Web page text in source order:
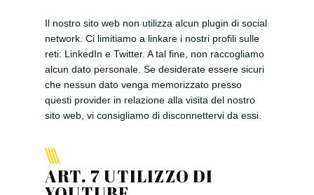
Il nostro sito web non utilizza alcun plugin di social
network. Ci limitiamo a linkare i nostri profili sulle
reti: LinkedIn e Twitter. A tal fine, non raccogliamo
alcun dato personale. Se desiderate essere sicuri
che nessun dato venga memorizzato presso
questi provider in relazione alla visita del nostro
sito web, vi consigliamo di disconnettervi da essi.
ART. 7 UTILIZZO DI